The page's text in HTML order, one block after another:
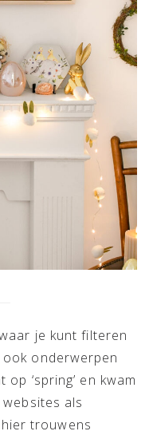
je kunt filteren
onderwerpen
‘spring’ en kwam
als
trouwens